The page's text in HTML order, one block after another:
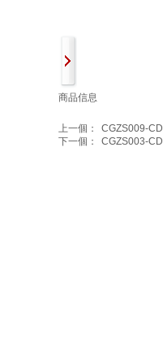
商品信息
上一個：
CGZS009-CD
下一個：
CGZS003-CD